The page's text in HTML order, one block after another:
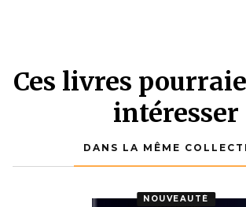
Ces livres
intéresser
DANS LA MÊME
NOUVEAUTÉ